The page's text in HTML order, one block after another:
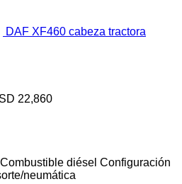
DAF XF460 cabeza tractora
22,860
Combustible diésel Configuración
neumática